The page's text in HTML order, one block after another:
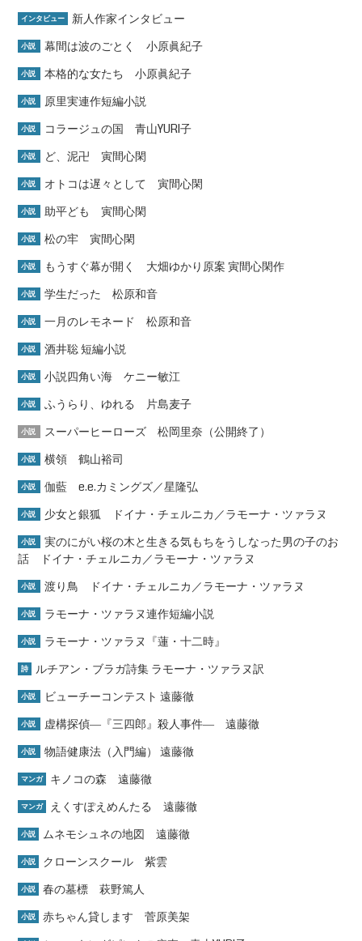
インタビュー 新人作家インタビュー
小説 幕間は波のごとく 小原眞紀子
小説 本格的な女たち 小原眞紀子
小説 原里実連作短編小説
小説 コラージュの国 青山YURI子
小説 ど、泥卍 寅間心閑
小説 オトコは遅々として 寅間心閑
小説 助平ども 寅間心閑
小説 松の牢 寅間心閑
小説 もうすぐ幕が開く 大畑ゆかり原案 寅間心閑作
小説 学生だった 松原和音
小説 一月のレモネード 松原和音
小説 酒井聡 短編小説
小説 小説四角い海 ケニー敏江
小説 ふうらり、ゆれる 片島麦子
小説 スーパーヒーローズ 松岡里奈（公開終了）
小説 横領 鶴山裕司
小説 伽藍 e.e.カミングズ／星隆弘
小説 少女と銀狐 ドイナ・チェルニカ／ラモーナ・ツァラヌ
小説
実のにがい桜の木と生きる気もちをうしなった男の子のお
話 ドイナ・チェルニカ／ラモーナ・ツァラヌ
小説 渡り鳥 ドイナ・チェルニカ／ラモーナ・ツァラヌ
小説 ラモーナ・ツァラヌ連作短編小説
小説 ラモーナ・ツァラヌ『蓮・十二時』
詩 ルチアン・ブラガ詩集 ラモーナ・ツァラヌ訳
小説 ビューチーコンテスト 遠藤徹
小説 虚構探偵―『三四郎』殺人事件― 遠藤徹
小説 物語健康法（入門編） 遠藤徹
マンガ キノコの森 遠藤徹
マンガ えくすぽえめんたる 遠藤徹
小説 ムネモシュネの地図 遠藤徹
小説 クローンスクール 紫雲
小説 春の墓標 萩野篤人
小説 赤ちゃん貸します 菅原美架